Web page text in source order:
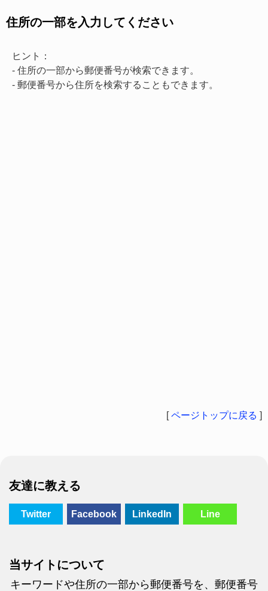
住所の一部を入力してください
ヒント：
- 住所の一部から郵便番号が検索できます。
- 郵便番号から住所を検索することもできます。
[ページトップに戻る ]
友達に教える
Twitter Facebook LinkedIn Line
当サイトについて
キーワードや住所の一部から郵便番号を、郵便番号